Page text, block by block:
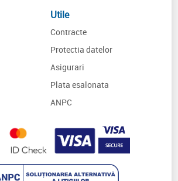
Utile
Contracte
Protectia datelor
Asigurari
Plata esalonata
ANPC